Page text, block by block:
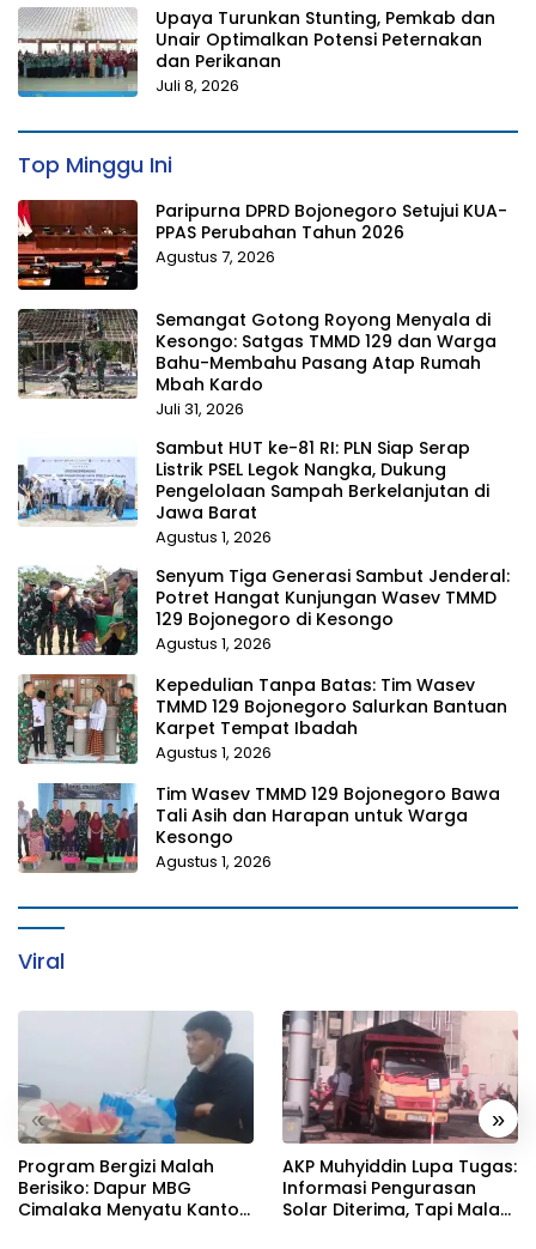
Upaya Turunkan Stunting, Pemkab dan
Unair Optimalkan Potensi Peternakan
dan Perikanan
Juli 8, 2026
Top Minggu Ini
Paripurna DPRD Bojonegoro Setujui KUA-
PPAS Perubahan Tahun 2026
Agustus 7, 2026
Semangat Gotong Royong Menyala di
Kesongo: Satgas TMMD 129 dan Warga
Bahu-Membahu Pasang Atap Rumah
Mbah Kardo
Juli 31, 2026
Sambut HUT ke-81 RI: PLN Siap Serap
Listrik PSEL Legok Nangka, Dukung
Pengelolaan Sampah Berkelanjutan di
Jawa Barat
Agustus 1, 2026
Senyum Tiga Generasi Sambut Jenderal:
Potret Hangat Kunjungan Wasev TMMD
129 Bojonegoro di Kesongo
Agustus 1, 2026
Kepedulian Tanpa Batas: Tim Wasev
TMMD 129 Bojonegoro Salurkan Bantuan
Karpet Tempat Ibadah
Agustus 1, 2026
Tim Wasev TMMD 129 Bojonegoro Bawa
Tali Asih dan Harapan untuk Warga
Kesongo
Agustus 1, 2026
Viral
« »
Program Bergizi Malah
Berisiko: Dapur MBG
Cimalaka Menyatu Kantor
AKP Muhyiddin Lupa Tugas:
Informasi Pengurasan
Solar Diterima, Tapi Malah